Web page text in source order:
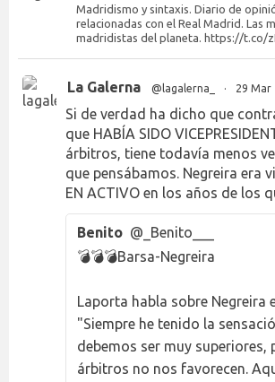
Madridismo y sintaxis. Diario de
relacionadas con el Real Madrid. Las
madridistas del planeta. https://t.co/
La Galerna @lagalerna_ · 29 Mar
Si de verdad ha dicho que
que HABÍA SIDO
árbitros, tiene todavía menos
que pensábamos. Negreira era
EN ACTIVO en los años de los
Benito @_Benito___
💣💣💣Barsa-Negreira
Laporta habla sobre Negreira
"Siempre he tenido la
debemos ser muy superiores,
árbitros no nos favorecen.